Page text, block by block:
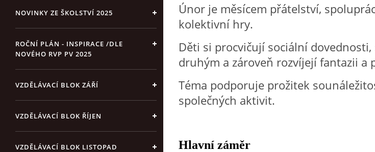
NOVINKY ZE ŠKOLSTVÍ 2025
ROČNÍ PLÁN - INSPIRACE /DLE
NOVÉHO RVP PV 2025
VZDĚLÁVACÍ BLOK ZÁŘÍ
VZDĚLÁVACÍ BLOK ŘÍJEN
VZDĚLÁVACÍ BLOK LISTOPAD
Únor je měsícem přátelství,
kolektivní hry.
Děti si procvičují sociální
druhým a zároveň rozvíjejí fantazii a
Téma podporuje prožitek
společných aktivit.
Hlavní záměr